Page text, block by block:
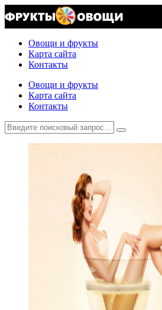
Овощи и фрукты
Карта сайта
Контакты
Овощи и фрукты
Карта сайта
Контакты